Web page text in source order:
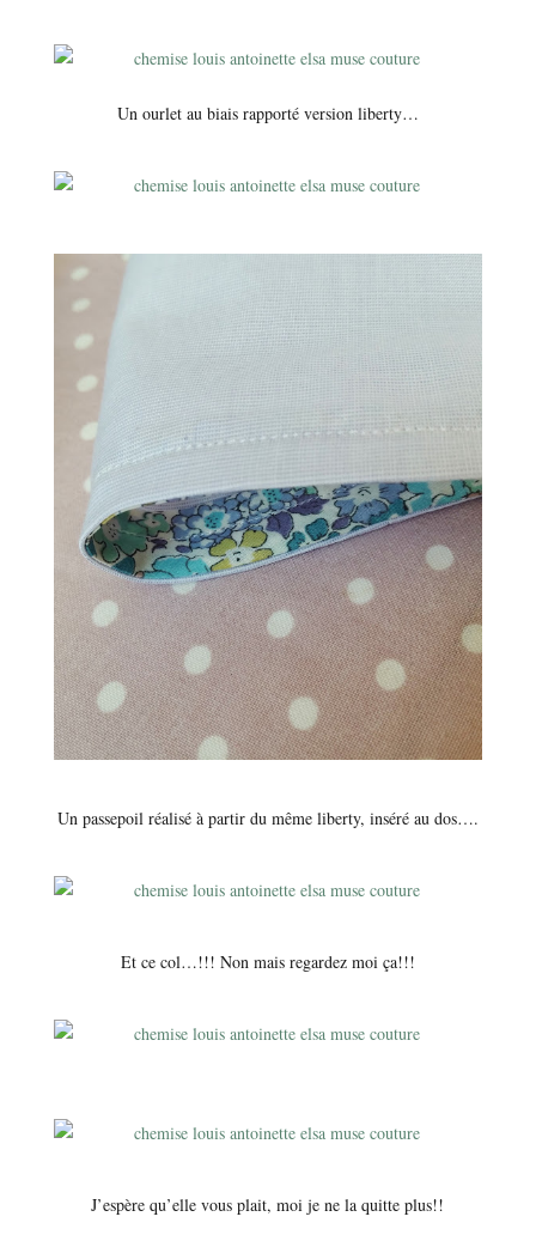
Un ourlet au biais rapporté version liberty…
Un passepoil réalisé à partir du même liberty, inséré au dos….
Et ce col…!!! Non mais regardez moi ça!!!
J’espère qu’elle vous plait, moi je ne la quitte plus!!